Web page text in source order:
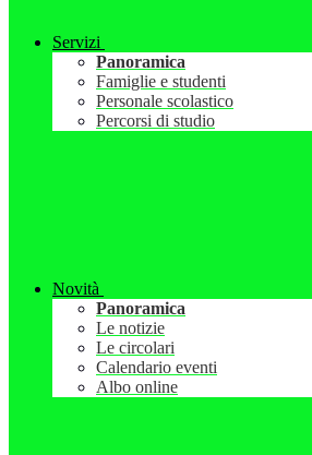
Servizi
Panoramica
Famiglie e studenti
Personale scolastico
Percorsi di studio
Novità
Panoramica
Le notizie
Le circolari
Calendario eventi
Albo online